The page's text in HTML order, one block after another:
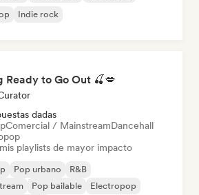
Indie rock
Ready to Go Out 🍒💋
dadas
Comercial / MainstreamDancehall
playlists de mayor impacto
Pop urbano
R&B
Pop bailable Electropop